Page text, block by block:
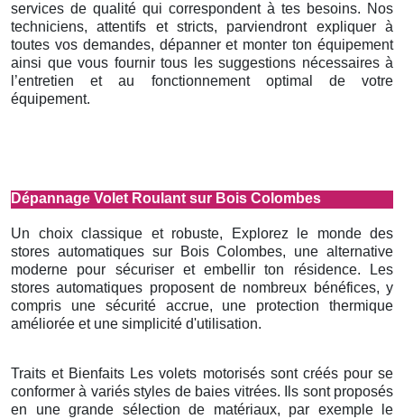
services de qualité qui correspondent à tes besoins. Nos
techniciens, attentifs et stricts, parviendront expliquer à
toutes vos demandes, dépanner et monter ton équipement
ainsi que vous fournir tous les suggestions nécessaires à
l’entretien et au fonctionnement optimal de votre
équipement.
Dépannage Volet Roulant sur Bois Colombes
Un choix classique et robuste, Explorez le monde des
stores automatiques sur Bois Colombes, une alternative
moderne pour sécuriser et embellir ton résidence. Les
stores automatiques proposent de nombreux bénéfices, y
compris une sécurité accrue, une protection thermique
améliorée et une simplicité d'utilisation.
Traits et Bienfaits Les volets motorisés sont créés pour se
conformer à variés styles de baies vitrées. Ils sont proposés
en une grande sélection de matériaux, par exemple le